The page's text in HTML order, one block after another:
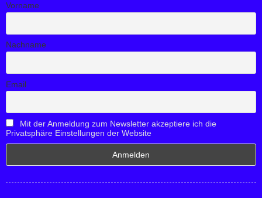
Vorname
Nachname
Email
Mit der Anmeldung zum Newsletter akzeptiere ich die
Privatsphäre Einstellungen der Website